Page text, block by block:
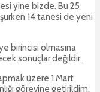
yine bizde. Bu 25
14 tanesi de yeni
birincisi olmasına
sonuçlar değildir.
üzere 1 Mart
görevine getirildim.